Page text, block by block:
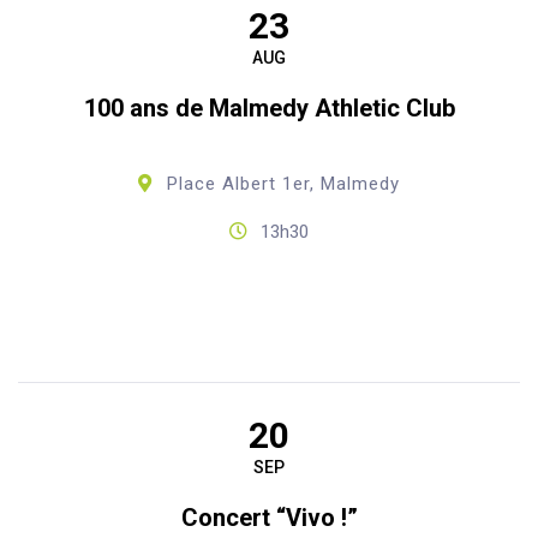
23
AUG
100 ans de Malmedy Athletic Club
Place Albert 1er, Malmedy
13h30
20
SEP
Concert “Vivo !”